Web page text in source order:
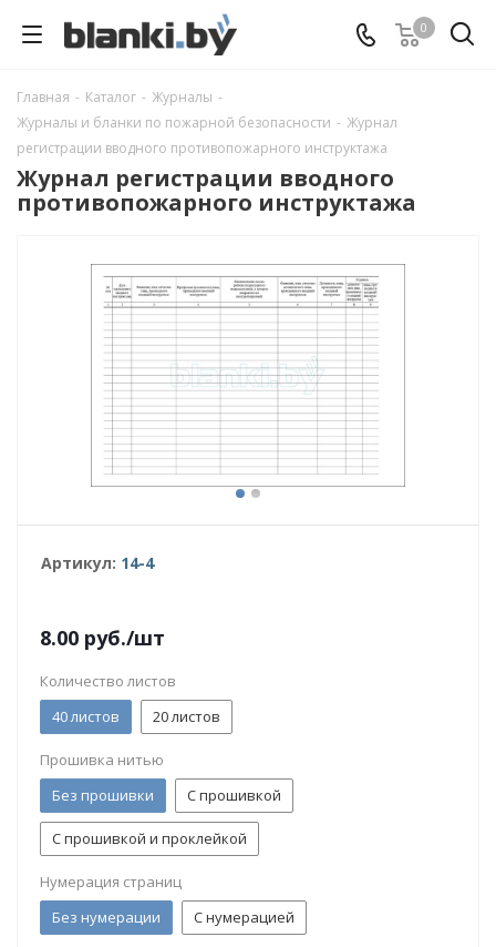
0
Главная - Каталог - Журналы -
Журналы и бланки по пожарной безопасности - Журнал
регистрации вводного противопожарного инструктажа
Журнал регистрации вводного
противопожарного инструктажа
Артикул: 14-4
8.00 руб./шт
Количество листов
40 листов
20 листов
Прошивка нитью
Без прошивки
С прошивкой
С прошивкой и проклейкой
Нумерация страниц
Без нумерации
С нумерацией